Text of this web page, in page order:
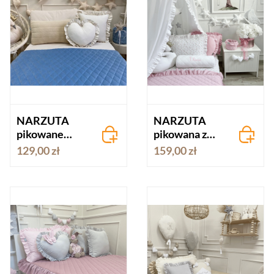
NARZUTA
pikowane
JEANSOWY
NIEBIESKI
129,00 zł
NARZUTA
pikowana z
falbanką
BAJKOWY
159,00 zł